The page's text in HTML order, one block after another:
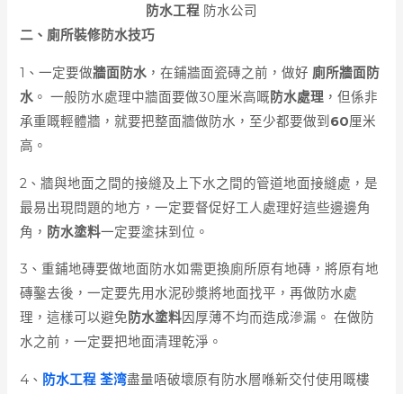
防水工程 防水公司
二、廁所裝修防水技巧
1、一定要做牆面防水 ，在鋪牆面瓷磚之前，做好 廁所牆面防
水 。 一般防水處理中牆面要做30厘米高嘅防水處理 ，但係非
承重嘅輕體牆，就要把整面牆做防水，至少都要做到 60厘米
高。
2、牆與地面之間的接縫及上下水之間的管道地面接縫處，是
最易出現問題的地方，一定要督促好工人處理好這些邊邊角
角， 防水塗料一定要塗抹到位。
3、重鋪地磚要做地面防水如需更換廁所原有地磚，將原有地
磚鑿去後，一定要先用水泥砂漿將地面找平，再做防水處
理，這樣可以避免防水塗料因厚薄不均而造成滲漏。 在做防
水之前，一定要把地面清理乾淨。
4、 防水工程 荃湾盡量唔破壞原有防水層喺新交付使用嘅樓